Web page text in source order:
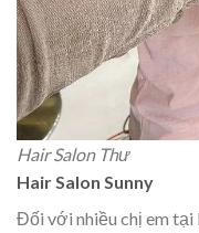
Hair Salon Thư
Hair Salon Sunny
Đối với nhiều chị em tại